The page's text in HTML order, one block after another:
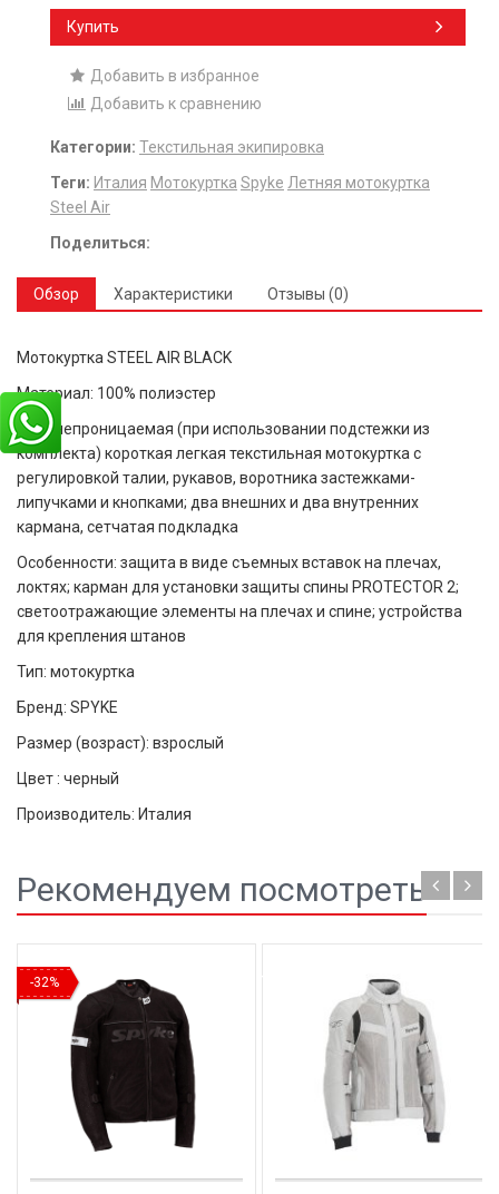
Купить
Добавить в избранное
Добавить к сравнению
Категории: Текстильная экипировка
Теги: Италия Мотокуртка Spyke Летняя мотокуртка
Steel Air
Поделиться:
Обзор Характеристики Отзывы (0)
Мотокуртка STEEL AIR BLACK
Материал: 100% полиэстер
Водонепроницаемая (при использовании подстежки из
комплекта) короткая легкая текстильная мотокуртка с
регулировкой талии, рукавов, воротника застежками-
липучками и кнопками; два внешних и два внутренних
кармана, сетчатая подкладка
Особенности: защита в виде съемных вставок на плечах,
локтях; карман для установки защиты спины PROTECTOR 2;
светоотражающие элементы на плечах и спине; устройства
для крепления штанов
Тип: мотокуртка
Бренд: SPYKE
Размер (возраст): взрослый
Цвет : черный
Производитель: Италия
Рекомендуем посмотреть
-32% Новинка